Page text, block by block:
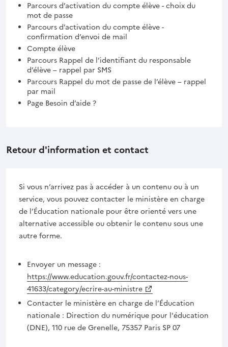
Parcours d’activation du compte élève - choix du
mot de passe
Parcours d’activation du compte élève -
confirmation d’envoi de mail
Compte élève
Parcours Rappel de l’identifiant du responsable
d’élève – rappel par SMS
Parcours Rappel du mot de passe de l’élève – rappel
par mail
Page Besoin d’aide ?
Retour d'information et contact
Si vous n’arrivez pas à accéder à un contenu ou à un
service, vous pouvez contacter le ministère en charge
de l’Éducation nationale pour être orienté vers une
alternative accessible ou obtenir le contenu sous une
autre forme.
Envoyer un message :
https://www.education.gouv.fr/contactez-nous-
41633/category/ecrire-au-ministre
Contacter le ministère en charge de l’Éducation
nationale : Direction du numérique pour l'éducation
(DNE), 110 rue de Grenelle, 75357 Paris SP 07